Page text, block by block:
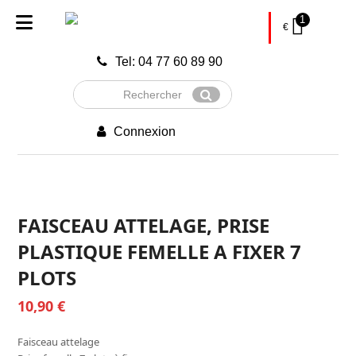
Tel: 04 77 60 89 90
Rechercher
Envoyer
Connexion
€
1
FAISCEAU ATTELAGE, PRISE
PLASTIQUE FEMELLE A FIXER 7
PLOTS
10,90€
Faisceau attelage